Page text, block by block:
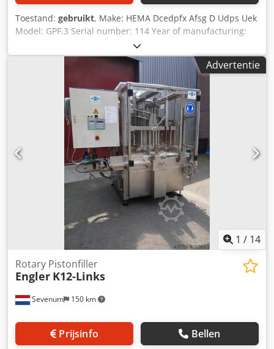
Toestand: gebruikt, Make: HEMA Dcedpfx Afsg D Udps Uek
Model: GPF.3 Serial number: 114 Year of manufacturing:
Advertentie
1 / 14
Sevenum 150 km
Rotary Pistonfiller
Engler K12-Links
Prijsinfo Bellen